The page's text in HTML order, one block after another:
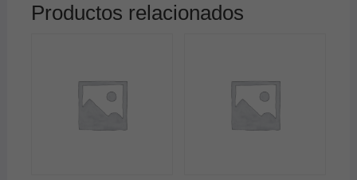
Productos relacionados